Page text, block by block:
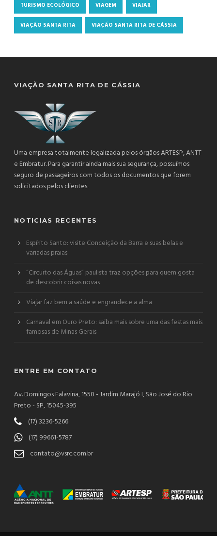
TURISMO ECOLÓGICO VIAGEM VIAJAR
VIAÇÃO SANTA RITA VIAÇÃO SANTA RITA DE CÁSSIA
VIAÇÃO SANTA RITA DE CÁSSIA
Uma empresa totalmente legalizada pelos órgãos ARTESP, ANTT
e Embratur. Para garantir ainda mais sua segurança, possuímos
seguro de passageiros com todos os documentos que forem
solicitados pelos clientes.
NOTICIAS RECENTES
Espírito Santo: visite Conceição da Barra e suas belas e
variadas praias
“Circuito das Águas” paulista traz opções para quem gosta
de descobrir coisas novas
Viajar faz bem a saúde e engrandece a alma
Carnaval em Ouro Preto: saiba mais sobre uma das festas mais
famosas de Minas Gerais
ENTRE EM CONTATO
Av. Domingos Falavina, 1550 - Jardim Marajó I, São José do Rio
Preto - SP, 15045-395
(17) 3236-5266
(17) 99661-5787
contato@vsrc.com.br